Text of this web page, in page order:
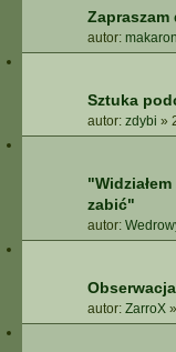
Zapraszam
autor: makaron
Sztuka
autor: zdybi »
zabić"
autor:
autor: ZarroX »